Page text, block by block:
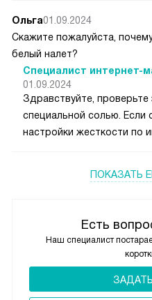
Есть
Наш специалист
Ольга01.09.2024
Скажите пожалуйста,
белый налет?
Специалист интернет-
01.09.2024
Здравствуйте, проверьте
специальной солью. Если
настройки жесткости по
ПОКАЗАТЬ